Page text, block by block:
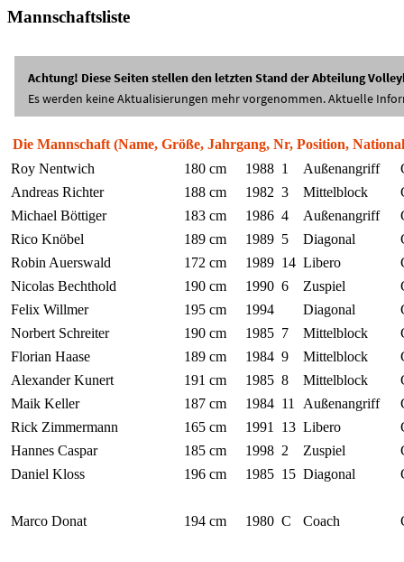
Mannschaftsliste
Die Mannschaft (Name, Größe, Jahrgang, Nr, Position,
Roy Nentwich
180 cm 1988 1 Außenangriff
Andreas Richter
188 cm 1982 3 Mittelblock
Michael Böttiger
183 cm 1986 4 Außenangriff
Rico Knöbel
189 cm 1989 5 Diagonal
Robin Auerswald
172 cm 1989 14 Libero
Nicolas Bechthold
190 cm 1990 6 Zuspiel
Felix Willmer
195 cm 1994 Diagonal
Norbert Schreiter
190 cm 1985 7 Mittelblock
Florian Haase
189 cm 1984 9 Mittelblock
Alexander Kunert
191 cm 1985 8 Mittelblock
Maik Keller
187 cm 1984 11 Außenangriff
Rick Zimmermann
165 cm 1991 13 Libero
Hannes Caspar
185 cm 1998 2 Zuspiel
Daniel Kloss
196 cm 1985 15 Diagonal
Marco Donat 194 cm 1980 C Coach